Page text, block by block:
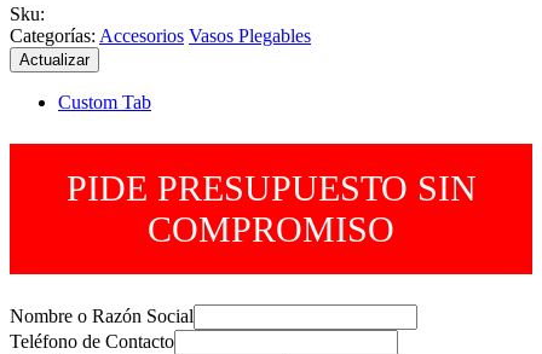
Sku:
Categorías: Accesorios Vasos Plegables
Custom Tab
PIDE PRESUPUESTO SIN
COMPROMISO
Nombre o Razón Social
Teléfono de Contacto